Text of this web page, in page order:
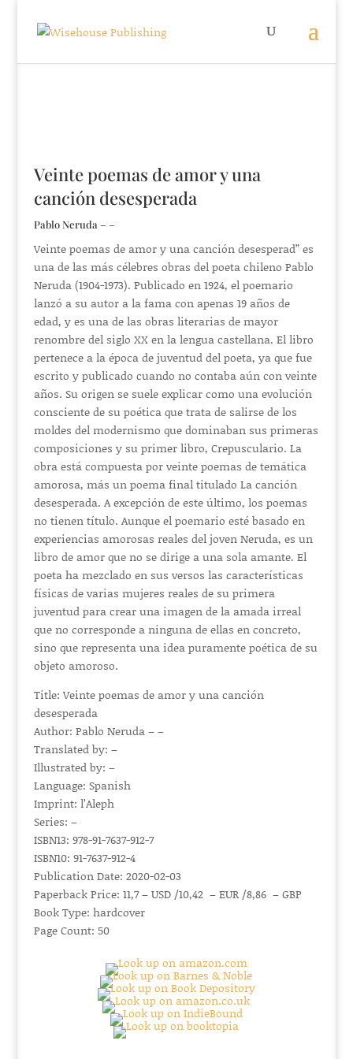
Veinte poemas de amor y una
canción desesperada
Pablo Neruda – –
Veinte poemas de amor y una canción desesperad” es
una de las más célebres obras del poeta chileno Pablo
Neruda (1904-1973). Publicado en 1924, el poemario
lanzó a su autor a la fama con apenas 19 años de
edad, y es una de las obras literarias de mayor
renombre del siglo XX en la lengua castellana. El libro
pertenece a la época de juventud del poeta, ya que fue
escrito y publicado cuando no contaba aún con veinte
años. Su origen se suele explicar como una evolución
consciente de su poética que trata de salirse de los
moldes del modernismo que dominaban sus primeras
composiciones y su primer libro, Crepusculario. La
obra está compuesta por veinte poemas de temática
amorosa, más un poema final titulado La canción
desesperada. A excepción de este último, los poemas
no tienen título. Aunque el poemario esté basado en
experiencias amorosas reales del joven Neruda, es un
libro de amor que no se dirige a una sola amante. El
poeta ha mezclado en sus versos las características
físicas de varias mujeres reales de su primera
juventud para crear una imagen de la amada irreal
que no corresponde a ninguna de ellas en concreto,
sino que representa una idea puramente poética de su
objeto amoroso.
Title: Veinte poemas de amor y una canción
desesperada
Author: Pablo Neruda – –
Translated by: –
Illustrated by: –
Language: Spanish
Imprint: l’Aleph
Series: –
ISBN13: 978-91-7637-912-7
ISBN10: 91-7637-912-4
Publication Date: 2020-02-03
Paperback Price: 11,7 – USD /10,42 – EUR /8,86 – GBP
Book Type: hardcover
Page Count: 50